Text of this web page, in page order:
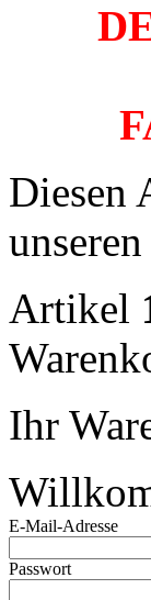
Diesen
Artikel
Ihr
E-Mail-Adresse
Passwort